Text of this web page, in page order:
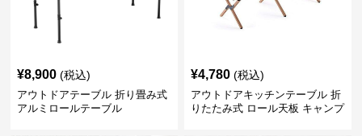
¥8,900 (税込)
アウトドアテーブル 折り畳み式
アルミロールテーブル
¥4,780 (税込)
アウトドアキッチンテーブル 折
りたたみ式 ロール天板 キャンプ